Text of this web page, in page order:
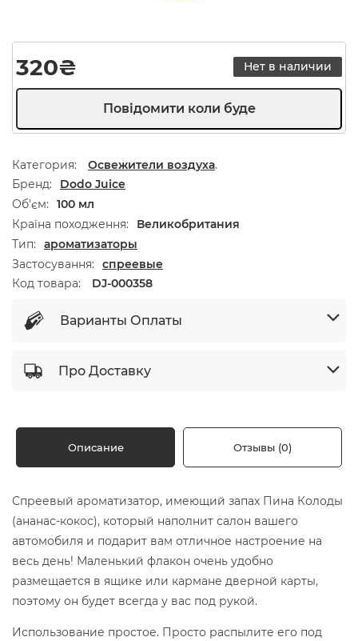
320₴ Нет в наличии
Категория: Освежители воздуха.
Бренд
Dodo Juice
Об'єм
100 мл
Країна походження
Великобритания
Тип
ароматизаторы
Застосування
спреевые
Код товара:
DJ-000358
Варианты Оплаты
Про Доставку
Описание Отзывы (0)
Спреевый ароматизатор, имеющий запах Пина Колоды
(ананас-кокос), который наполнит салон вашего
автомобиля и подарит вам отличное настроение на
весь день! Маленький флакон очень удобно
размещается в ящике или кармане дверной карты,
поэтому он будет всегда у вас под рукой.
Использование простое. Просто распылите его под